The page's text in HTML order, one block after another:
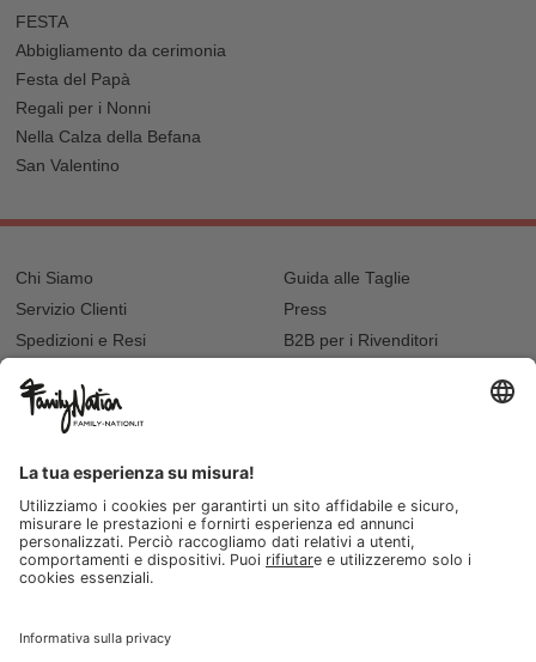
FESTA
Abbigliamento da cerimonia
Festa del Papà
Regali per i Nonni
Nella Calza della Befana
San Valentino
Chi Siamo
Servizio Clienti
Spedizioni e Resi
Recupero password?
Lista regalo e nascita
Guida alle Taglie
Press
B2B per i Rivenditori